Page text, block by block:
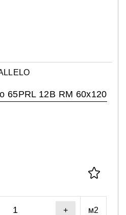
65PRL 12B RM 60x120
+ м2